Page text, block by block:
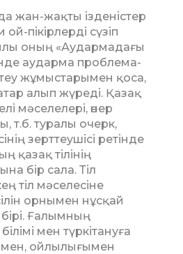
жан-жақты ізденістер
пікірлерді сүзіп
оның «Аудармадағы
аударма пробле­ма­
жұмыстарымен қоса,
алып жүреді. Қазақ
мәселелері, өнер
т.б. туралы очерк,
зерттеушісі ретінде
қа­зақ тілінің
бір сала. Тіл
тіл мәсе­ле­сіне
орнымен нұсқай
Ға­лым­ның
мен түркітануға
ой­лы­лығымен